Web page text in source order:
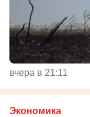
вчера в 21:11
Экономика